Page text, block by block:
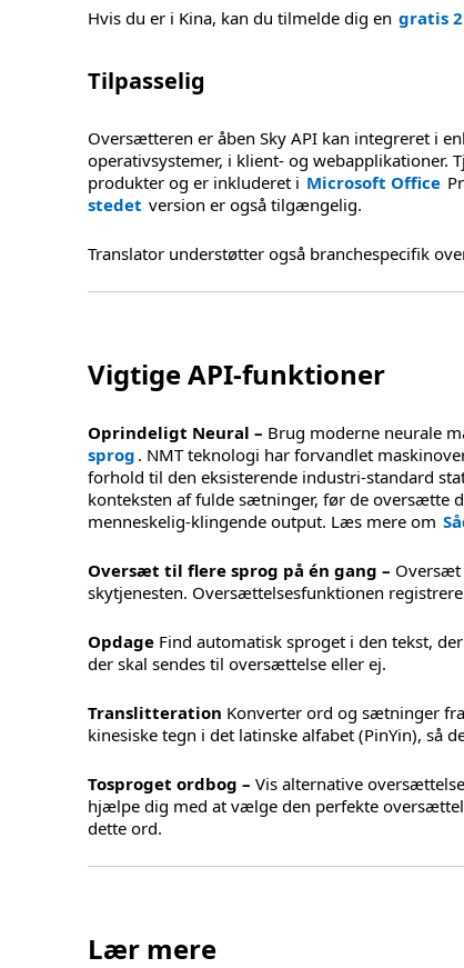
Hvis du er i Kina, kan du tilmelde dig en gratis
Tilpasselig
Oversætteren er åbenSkyAPI kan integreret i
operativsystemer, i klient- og webapplikationer.
produkter og er inkluderet i Microsoft Office
stedet version er også tilgængelig.
Translator understøtter også branchespecifik
Vigtige API-funktioner
Oprindeligt Neural – Brug moderne neurale
sprog . NMT teknologi har forvandlet
forhold til den eksisterende industri-standard
konteksten af fulde sætninger, før de oversætte
menneskelig-klingende output. Læs mere om
Oversæt til flere sprog på én gang – Oversæt
skytjenesten. Oversættelsesfunktionen
Opdage Find automatisk sproget i den tekst,
der skal sendes til oversættelse eller ej.
Translitteration Konverter ord og sætninger
kinesiske tegn i det latinske alfabet (PinYin), så
Tosproget ordbog – Vis alternative
hjælpe dig med at vælge den perfekte
dette ord.
Lær mere